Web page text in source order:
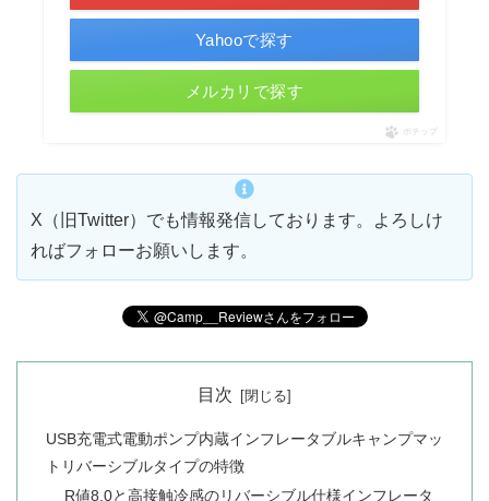
Yahooで探す
メルカリで探す
ポチップ
X（旧Twitter）でも情報発信しております。よろしけ
ればフォローお願いします。
目次
USB充電式電動ポンプ内蔵インフレータブルキャンプマッ
トリバーシブルタイプの特徴
R値8.0と高接触冷感のリバーシブル仕様インフレータ